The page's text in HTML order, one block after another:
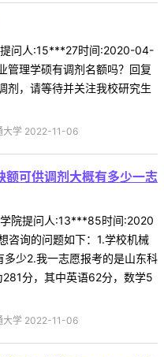
提问人:15***27时间:2020-04-
管理学硕有调剂名额吗？回复
剂，请等待并关注我校研究生
大学 2022-11-06
额可供调剂大概有多少一志
院提问人:13***85时间:2020
询的问题如下：1.学校机械
少2.我一志愿报考的是山东科
分，其中英语62分，数学5
大学 2022-11-06